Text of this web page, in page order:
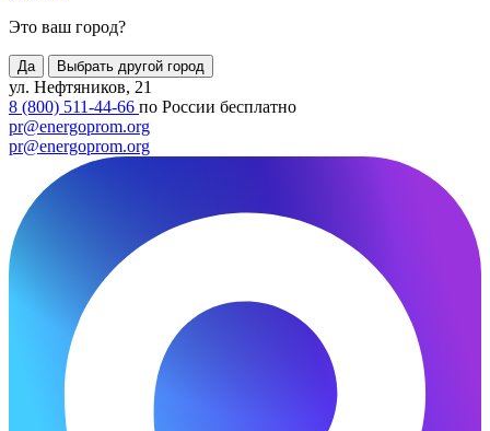
Это ваш город?
Да Выбрать другой город
ул. Нефтяников, 21
8 (800) 511-44-66 по России бесплатно
pr@energoprom.org
pr@energoprom.org